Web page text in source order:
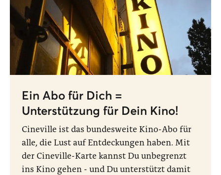
Ein Abo für Dich =
Unterstützung für Dein Kino!
Cineville ist das bundesweite Kino-Abo für
alle, die Lust auf Entdeckungen haben. Mit
der Cineville-Karte kannst Du unbegrenzt
ins Kino gehen - und Du unterstützt damit